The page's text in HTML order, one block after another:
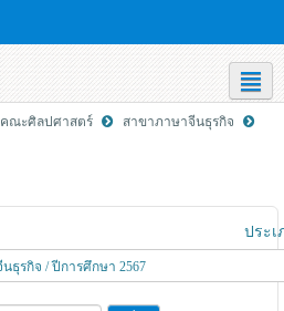
คณะศิลปศาสตร์
สาขาภาษาจีนธุรกิจ
ประเ